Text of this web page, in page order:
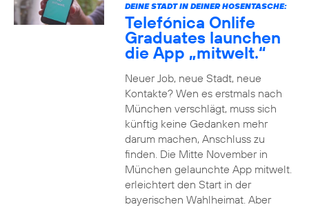
DEINE STADT IN DEINER HOSENTASCHE:
Telefónica Onlife
Graduates launchen
die App „mitwelt.“
Neuer Job, neue Stadt, neue
Kontakte? Wen es erstmals nach
München verschlägt, muss sich
künftig keine Gedanken mehr
darum machen, Anschluss zu
finden. Die Mitte November in
München gelaunchte App mitwelt.
erleichtert den Start in der
bayerischen Wahlheimat. Aber